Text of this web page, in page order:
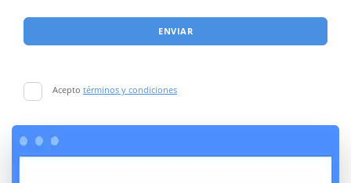
ENVIAR
Acepto términos y condiciones